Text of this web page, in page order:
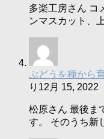
多楽工房さん コ
ンマスカット、
ぶどうを種から
り 12月 15, 2022
松原さん 最後ま
す。 そのうち新